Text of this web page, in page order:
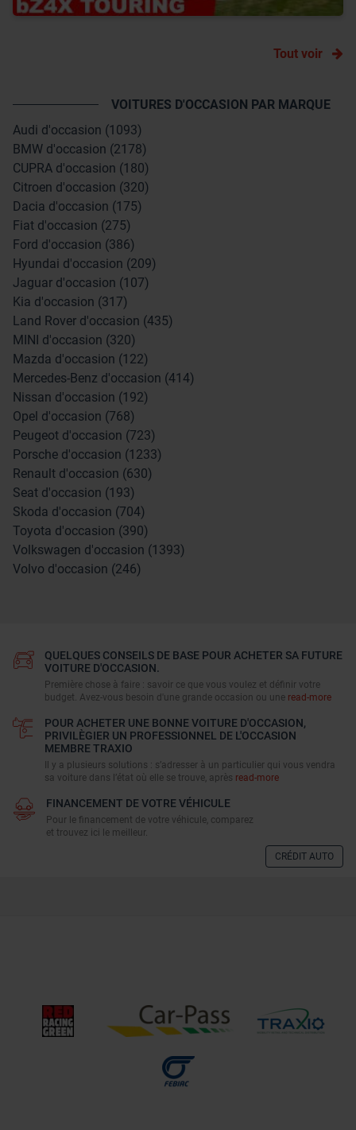
Tout voir
VOITURES D'OCCASION PAR MARQUE
Audi d'occasion (1093)
BMW d'occasion (2178)
CUPRA d'occasion (180)
Citroen d'occasion (320)
Dacia d'occasion (175)
Fiat d'occasion (275)
Ford d'occasion (386)
Hyundai d'occasion (209)
Jaguar d'occasion (107)
Kia d'occasion (317)
Land Rover d'occasion (435)
MINI d'occasion (320)
Mazda d'occasion (122)
Mercedes-Benz d'occasion (414)
Nissan d'occasion (192)
Opel d'occasion (768)
Peugeot d'occasion (723)
Porsche d'occasion (1233)
Renault d'occasion (630)
Seat d'occasion (193)
Skoda d'occasion (704)
Toyota d'occasion (390)
Volkswagen d'occasion (1393)
Volvo d'occasion (246)
QUELQUES CONSEILS DE BASE POUR ACHETER SA FUTURE
VOITURE D'OCCASION.
Première chose à faire : savoir ce que vous voulez et définir votre
budget. Avez-vous besoin d'une grande occasion ou une read-more
POUR ACHETER UNE BONNE VOITURE D'OCCASION,
PRIVILÈGIER UN PROFESSIONNEL DE L'OCCASION
MEMBRE TRAXIO
Il y a plusieurs solutions : s’adresser à un particulier qui vous vendra
sa voiture dans l’état où elle se trouve, après read-more
FINANCEMENT DE VOTRE VÉHICULE
Pour le financement de votre véhicule, comparez
et trouvez ici le meilleur.
CRÉDIT AUTO